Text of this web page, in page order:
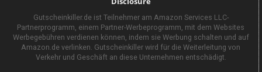
Gutscheinkiller.de ist Teilnehmer am Amazon Services LLC-
Partnerprogramm, einem Partner-Werbeprogramm, mit dem Websites
Werbegebühren verdienen können, indem sie Werbung schalten und auf
Amazon.de verlinken. Gutscheinkiller wird für die Weiterleitung von
Verkehr und Geschäft an diese Unternehmen entschädigt.